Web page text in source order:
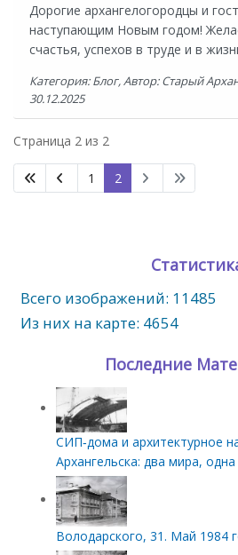
Дорогие архангелогородцы и
наступающим Новым годом!
счастья, успехов в труде и в
Категория: Блог, Автор: Старый
30.12.2025
Страница 2 из 2
1 2
Всего изображений: 11485
Из них на карте: 4654
Последние
СИП‑дома и архитектурное
Архангельска: два мира,
Володарского, 31. Май 1984